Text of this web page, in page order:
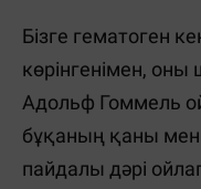
Бізге гематоген
көрінгенімен,
Адольф Гоммель
бұқаның қаны
пайдалы дәрі